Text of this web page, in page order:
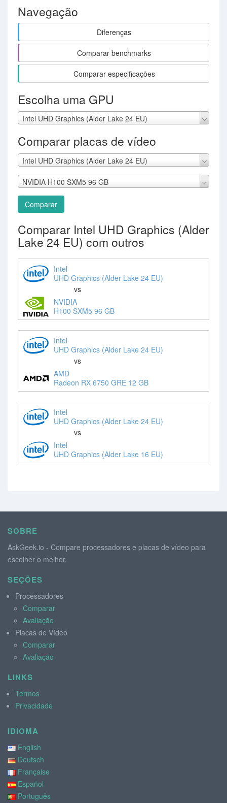
Navegação
Diferenças
Comparar benchmarks
Comparar especificações
Escolha uma GPU
Intel UHD Graphics (Alder Lake 24 EU)
Comparar placas de vídeo
Intel UHD Graphics (Alder Lake 24 EU)
NVIDIA H100 SXM5 96 GB
Comparar
Comparar Intel UHD Graphics (Alder
Lake 24 EU) com outros
Intel
UHD Graphics (Alder Lake 24 EU)
vs
NVIDIA
H100 SXM5 96 GB
Intel
UHD Graphics (Alder Lake 24 EU)
vs
AMD
Radeon RX 6750 GRE 12 GB
Intel
UHD Graphics (Alder Lake 24 EU)
vs
Intel
UHD Graphics (Alder Lake 16 EU)
SOBRE
AskGeek.io - Compare processadores e placas de vídeo para
escolher o melhor.
SEÇÕES
Processadores
Comparar
Avaliação
Placas de Vídeo
Comparar
Avaliação
LINKS
Termos
Privacidade
IDIOMA
English
Deutsch
Française
Español
Português